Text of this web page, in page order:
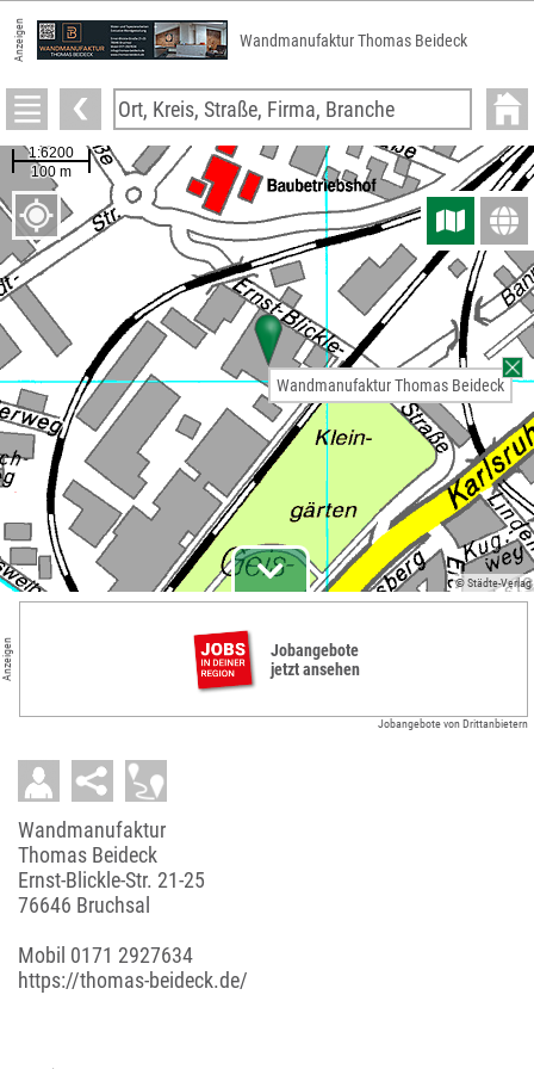
Anzeigen Wandmanufaktur Thomas Beideck
© Städte-Verlag
Wandmanufaktur Thomas Beideck
Anzeigen
Jobangebote
jetzt ansehen
Jobangebote von Drittanbietern
Wandmanufaktur
Thomas Beideck
Ernst-Blickle-Str. 21-25
76646 Bruchsal
Mobil 0171 2927634
https://thomas-beideck.de/